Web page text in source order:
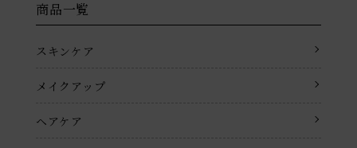
商品一覧
スキンケア
メイクアップ
ヘアケア